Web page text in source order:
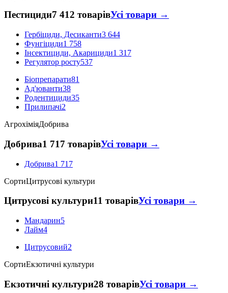
Пестициди7 412 товарівУсі товари →
Гербіциди, Десиканти3 644
Фунгіциди1 758
Інсектициди, Акарициди1 317
Регулятор росту537
Біопрепарати81
Ад'юванти38
Родентициди35
Прилипачі2
АгрохіміяДобрива
Добрива1 717 товарівУсі товари →
Добрива1 717
СортиЦитрусові культури
Цитрусові культури11 товарівУсі товари →
Мандарин5
Лайм4
Цитрусовий2
СортиЕкзотичні культури
Екзотичні культури28 товарівУсі товари →